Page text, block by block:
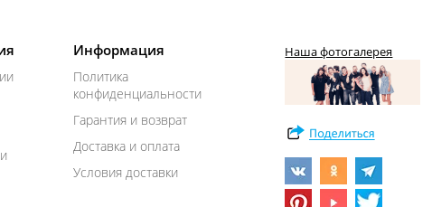
Информация
Политика
конфиденциальности
Гарантия и возврат
Доставка и оплата
Условия доставки
Наша фотогалерея